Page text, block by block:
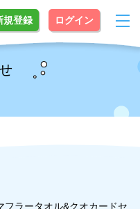
規登録 ログイン
フラータオル&クオカードセ